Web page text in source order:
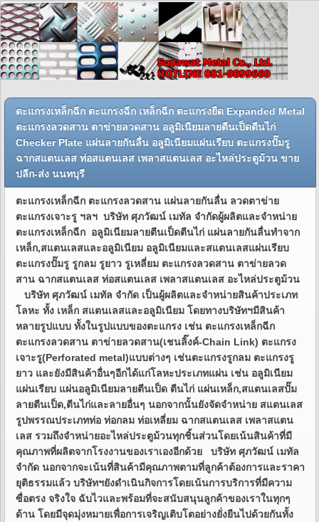
ตะแกรงเหล็กฉีก ตะแกรงฉีก เหล็กฉีก ตะแกรงยืด Expanded Metal
ตะแกรงลวดสาน ตาข่ายลวดสาน อลูมิเนียมลายตีนเป็ดตีนไก่
Checker Plate แผ่นลายกันลื่น อลูมิเนียมแผ่นเรียบ ตะแกรงปั๊มรู
ฉากสแตนเลส ท่อสแตนเลส เพลาสแตนเลส อะไหล่ประตูม้วน ขาย
ปลีก-ส่ง นนทบุรี
ตะแกรงเหล็กฉีก ตะแกรงลวดสาน แผ่นลายกันลื่น ลวดตาข่าย
ตะแกรงเจาะรู ฯลฯ บริษัท ศุภวัฒน์ เมทัล จำกัดผู้ผลิตและจำหน่าย
ตะแกรงเหล็กฉีก อลูมิเนียมลายตีนเป็ดตีนไก่ แผ่นลายกันลื่นทำจาก
เหล็ก,สแตนเลสและอลูมิเนียม อลูมิเนียมและสแตนเลสแผ่นเรียบ
ตะแกรงปั๊มรู รูกลม รูยาว รูเหลี่ยม ตะแกรงลวดสาน ตาข่ายลวด
สาน ฉากสแตนเลส ท่อสแตนเลส เพลาสแตนเลส อะไหล่ประตูม้วน
บริษัท ศุภวัฒน์ เมทัล จำกัด เป็นผู้ผลิตและจำหน่ายสินค้าประเภท
โลหะ ทั้ง เหล็ก สแตนเลสและอลูมิเนียม โดยทางบริษัทฯมีสินค้า
หลายรูปแบบ ทั้งในรูปแบบของตะแกรง เช่น ตะแกรงเหล็กฉีก
ตะแกรงลวดสาน ตาข่ายลวดสาน(เชนลิ๊งค์-Chain Link) ตะแกรง
เจาะรู(Perforated metal)แบบต่างๆ เช่นตะแกรงรูกลม ตะแกรงรู
ยาว และยังมีสินค้าอื่นๆอีกได้แก่โลหะประเภทแผ่น เช่น อลูมิเนียม
แผ่นเรียบ แผ่นอลูมิเนียมลายตีนเป็ด ตีนไก่ แผ่นเหล็ก,สแตนเลสปั๊ม
ลายตีนเป็ด,ตีนไก่และลายอื่นๆ นอกจากนั้นยังจัดจำหน่าย สแตนเลส
รูปพรรณประเภทท่อ ท่อกลม ท่อเหลี่ยม ฉากสแตนเลส เพลาสแตน
เลส รวมถึงจำหน่ายอะไหล่ประตูม้วนทุกชิ้นส่วนโดยเน้นสินค้าที่มี
คุณภาพที่ผลิตจากโรงงานของเราเองอีกด้วย บริษัท ศุภวัฒน์ เมทัล
จำกัด นอกจากจะเน้นที่สินค้ามีคุณภาพตามที่ลูกค้าต้องการและราคา
ยุติธรรมแล้ว บริษัทฯยังดำเนินกิจการโดยเน้นการบริการที่มีความ
ซื่อตรง จริงใจ ฉับไวและพร้อมที่จะสนับสนุนลูกค้าของเราในทุกๆ
ด้าน โดยมีจุดมุ่งหมายเพื่อการเจริญเติบโตอย่างยั่งยืนไปด้วยกันทั้ง